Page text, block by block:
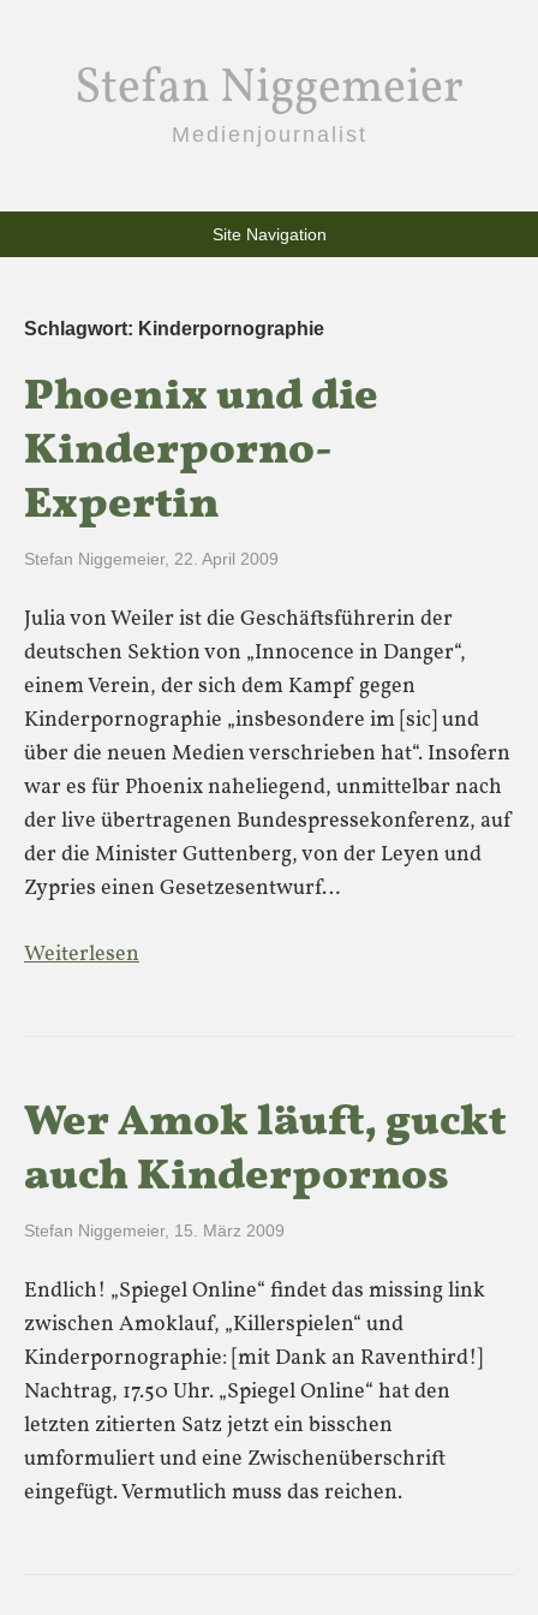
Stefan Niggemeier
Medienjournalist
Site Navigation
Schlagwort: Kinderpornographie
Phoenix und die
Kinderporno-
Expertin
Stefan Niggemeier, 22. April 2009
Julia von Weiler ist die Geschäftsführerin der
deutschen Sektion von „Innocence in Danger“,
einem Verein, der sich dem Kampf gegen
Kinderpornographie „insbesondere im [sic] und
über die neuen Medien verschrieben hat“. Insofern
war es für Phoenix naheliegend, unmittelbar nach
der live übertragenen Bundespressekonferenz, auf
der die Minister Guttenberg, von der Leyen und
Zypries einen Gesetzesentwurf…
Weiterlesen
Wer Amok läuft, guckt
auch Kinderpornos
Stefan Niggemeier, 15. März 2009
Endlich! „Spiegel Online“ findet das missing link
zwischen Amoklauf, „Killerspielen“ und
Kinderpornographie: [mit Dank an Raventhird!]
Nachtrag, 17.50 Uhr. „Spiegel Online“ hat den
letzten zitierten Satz jetzt ein bisschen
umformuliert und eine Zwischenüberschrift
eingefügt. Vermutlich muss das reichen.